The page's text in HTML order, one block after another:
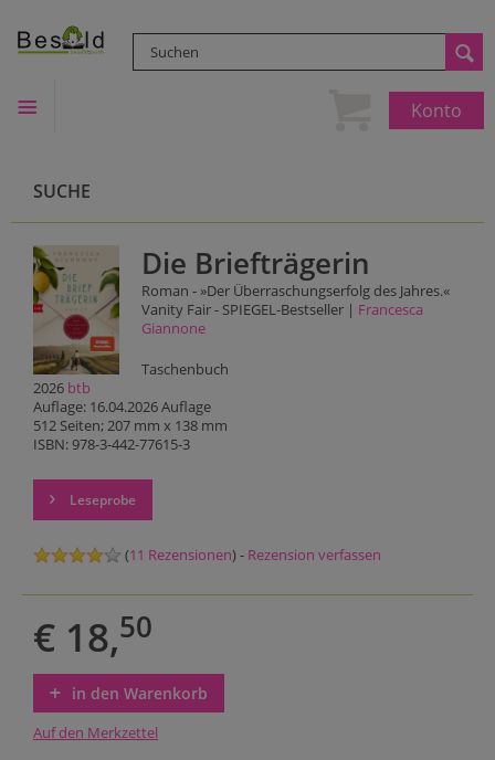
Konto
SUCHE
Die Briefträgerin
Roman - »Der Überraschungserfolg des Jahres.«
Vanity Fair - SPIEGEL-Bestseller | Francesca
Giannone
Taschenbuch
2026 btb
Auflage: 16.04.2026 Auflage
512 Seiten; 207 mm x 138 mm
ISBN: 978-3-442-77615-3
Leseprobe
(11 Rezensionen) - Rezension verfassen
€ 18,50
in den Warenkorb
Auf den Merkzettel